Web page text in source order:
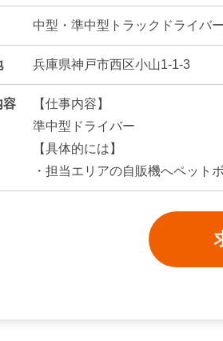
中型・準中型トラックドライバ
兵庫県神戸市西区小山1-1-3
容
【仕事内容】
準中型ドライバー
【具体的には】
・担当エリアの自販機へペット